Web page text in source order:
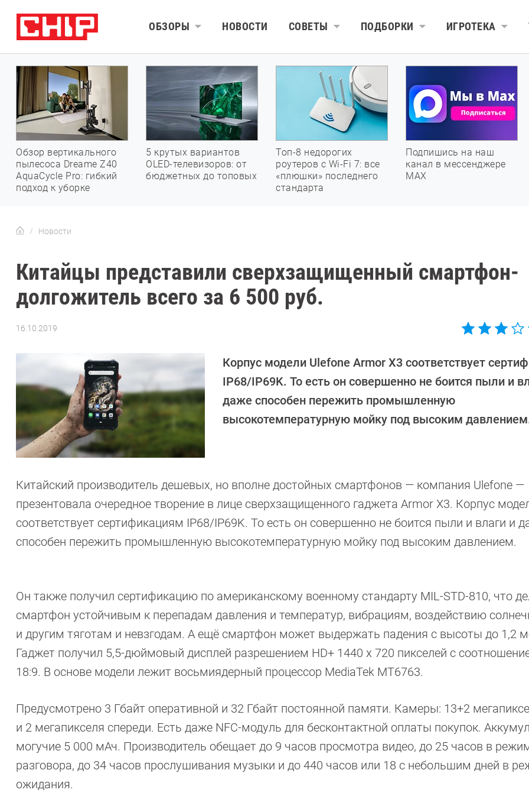
ОБЗОРЫ НОВОСТИ СОВЕТЫ ПОДБОРКИ ИГРОТЕКА
Обзор вертикального
пылесоса Dreame Z40
AquaCycle Pro: гибкий
подход к уборке
5 крутых вариантов
OLED-телевизоров: от
бюджетных до топовых
Топ-8 недорогих
роутеров с Wi-Fi 7: все
«плюшки» последнего
стандарта
Подпишись на наш
канал в мессенджере
МАХ
Новости
Китайцы представили сверхзащищенный смартфон-
долгожитель всего за 6 500 руб.
16.10.2019
Корпус модели Ulefone Armor X3 соответствует
IP68/IP69K. То есть он совершенно не боится пыли и
даже способен пережить промышленную
высокотемпературную мойку под высоким
Китайский производитель дешевых, но вполне достойных смартфонов — компания Ulefone —
презентовала очередное творение в лице сверхзащищенного гаджета Armor X3. Корпус
соответствует сертификациям IP68/IP69K. То есть он совершенно не боится пыли и влаги и
способен пережить промышленную высокотемпературную мойку под высоким давлением.
Он также получил сертификацию по американскому военному стандарту MIL-STD-810, что
смартфон устойчивым к перепадам давления и температур, вибрациям, воздействию
и другим тяготам и невзгодам. А ещё смартфон может выдержать падения с высоты до 1,2
Гаджет получил 5,5-дюймовый дисплей разрешением HD+ 1440 х 720 пикселей с
18:9. В основе модели лежит восьмиядерный процессор MediaTek MT6763.
Предусмотрено 3 Гбайт оперативной и 32 Гбайт постоянной памяти. Камеры: 13+2
и 2 мегапикселя спереди. Есть даже NFC-модуль для бесконтактной оплаты покупок.
могучие 5 000 мАч. Производитель обещает до 9 часов просмотра видео, до 25 часов в
разговора, до 34 часов прослушивания музыки и до 440 часов или 18 с небольшим дней в
ожидания.